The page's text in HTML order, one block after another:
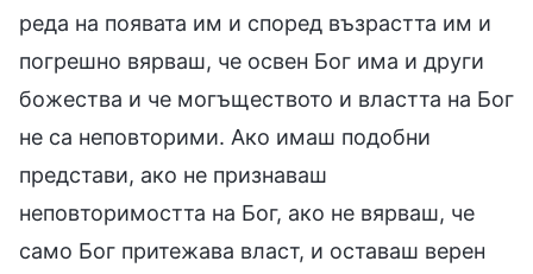
реда на появата им и според възрастта им и
погрешно вярваш, че освен Бог има и други
божества и че могъществото и властта на Бог
не са неповторими. Ако имаш подобни
представи, ако не признаваш
неповторимостта на Бог, ако не вярваш, че
само Бог притежава власт, и оставаш верен